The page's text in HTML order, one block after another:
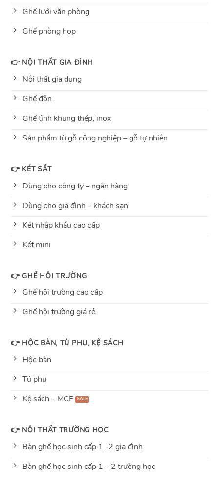
Ghế lưới văn phòng
Ghế phòng họp
👉 NỘI THẤT GIA ĐÌNH
Nội thất gia dụng
Ghế đôn
Ghế tĩnh khung thép, inox
Sản phẩm từ gỗ công nghiệp – gỗ tự nhiên
👉 KÉT SẮT
Dùng cho công ty – ngân hàng
Dùng cho gia đình – khách sạn
Két nhập khẩu cao cấp
Két mini
👉 GHẾ HỘI TRƯỜNG
Ghế hội trường cao cấp
Ghế hội trường giá rẻ
👉 HỘC BÀN, TỦ PHỤ, KỆ SÁCH
Hộc bàn
Tủ phụ
Kệ sách – MCF
👉 NỘI THẤT TRƯỜNG HỌC
Bàn ghế học sinh cấp 1 -2 gia đình
Bàn ghế học sinh cấp 1 – 2 trường học